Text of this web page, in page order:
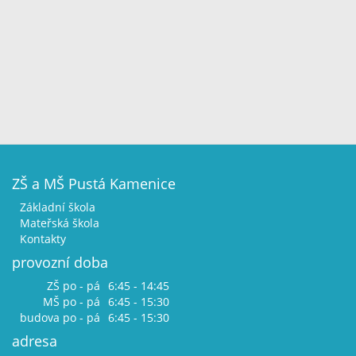
ZŠ a MŠ Pustá Kamenice
Základní škola
Mateřská škola
Kontakty
provozní doba
ZŠ po - pá 6:45 - 14:45
MŠ po - pá 6:45 - 15:30
budova po - pá 6:45 - 15:30
adresa